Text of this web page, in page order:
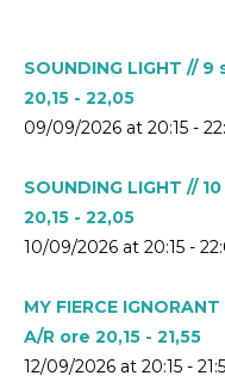
SOUNDING LIGHT //
20,15 - 22,05
09/09/2026 at 20:15 -
SOUNDING LIGHT //
20,15 - 22,05
10/09/2026 at 20:15 -
MY FIERCE
A/R ore 20,15 - 21,55
12/09/2026 at 20:15 -